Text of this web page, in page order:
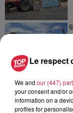
Le respect
We and our (447)
your consent and/or
information on a
profiles for